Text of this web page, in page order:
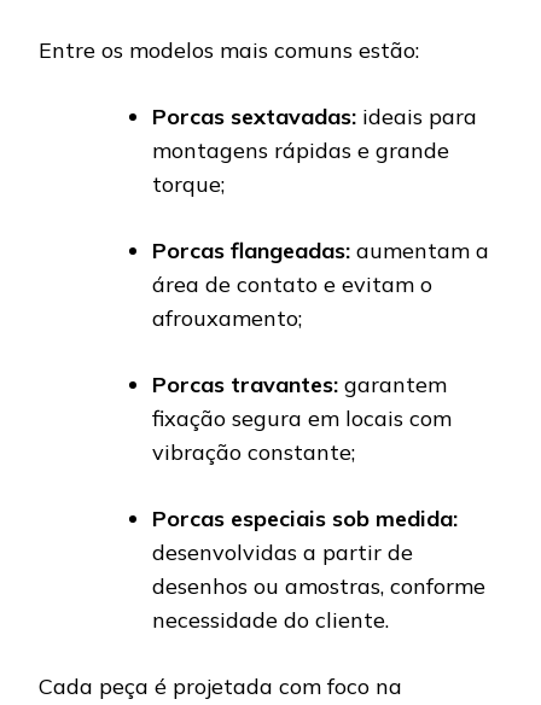
Entre os modelos mais comuns estão:
Porcas sextavadas: ideais para
montagens rápidas e grande
torque;
Porcas flangeadas: aumentam a
área de contato e evitam o
afrouxamento;
Porcas travantes: garantem
fixação segura em locais com
vibração constante;
Porcas especiais sob medida:
desenvolvidas a partir de
desenhos ou amostras, conforme
necessidade do cliente.
Cada peça é projetada com foco na